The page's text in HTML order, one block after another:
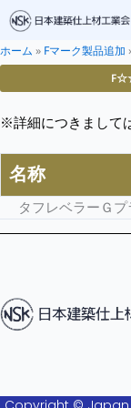
ホーム » Fマーク製品追加
※詳細につきまして
名称
タフレベラーＧプ